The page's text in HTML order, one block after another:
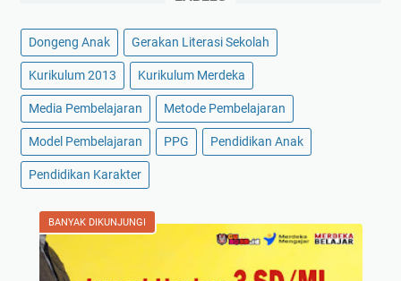
Dongeng Anak Gerakan Literasi Sekolah
Kurikulum 2013 Kurikulum Merdeka
Media Pembelajaran Metode Pembelajaran
Model Pembelajaran PPG Pendidikan Anak
Pendidikan Karakter
BANYAK DIKUNJUNGI